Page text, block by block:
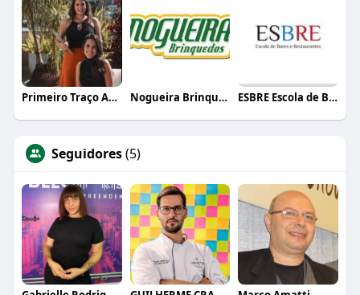
Primeiro Traço Arquitetura Nogueira Brinquedos ESBRE Escola de Bares e Restaurantes
Seguidores(5)